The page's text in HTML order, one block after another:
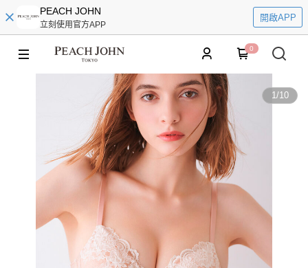
PEACH JOHN
立刻使用官方APP
開啟APP
0
1/10